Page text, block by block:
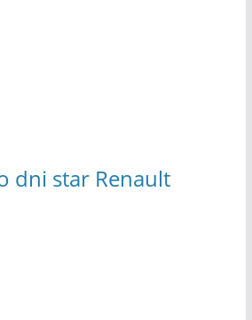
dni star Renault